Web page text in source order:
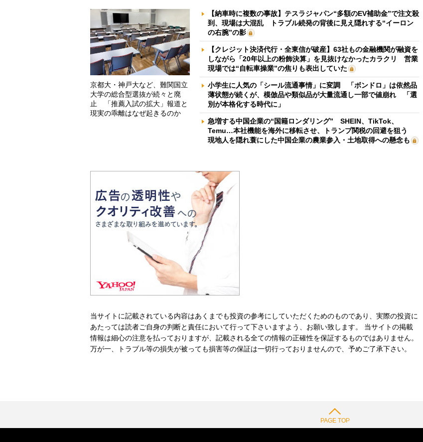
京都大・神戸大など、難関国立
大学の総合型選抜が続々と廃
止 「推薦入試の拡大」報道と
現実の乖離はなぜ起きるのか
【納車時に複数の事故】テスラジャパン“多額のEV補助金”で注文殺
到、現場は大混乱 トラブル続発の背後に見え隠れする“イーロン
の右腕”の影
【クレジット決済代行・全東信が破産】63社もの金融機関が融資を
しながら「20年以上の粉飾決算」を見抜けなかったカラクリ 営業
現場では“自転車操業”の焦りも表出していた
小学生に人気の「シール流通事情」に変調 「ボンドロ」は依然品
薄状態が続くが、模倣品や類似品が大量流通し一部で値崩れ 「選
別が本格化する時代に」
急増する中国企業の“国籍ロンダリング” SHEIN、TikTok、
Temu…本社機能を海外に移転させ、トランプ関税の回避を狙う
現地人を隠れ蓑にした中国企業の農業参入・土地取得への懸念も
当サイトに記載されている内容はあくまでも投資の参考にしていただくためのものであり、実際の投資に
あたっては読者ご自身の判断と責任において行って下さいますよう、お願い致します。 当サイトの掲載
情報は細心の注意を払っておりますが、記載される全ての情報の正確性を保証するものではありません。
万が一、トラブル等の損失が被っても損害等の保証は一切行っておりませんので、予めご了承下さい。
PAGE TOP